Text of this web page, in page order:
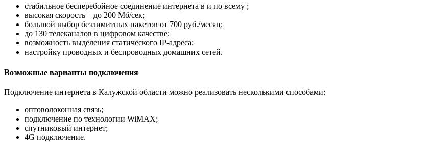
стабильное бесперебойное соединение интернета в и по всему ;
высокая скорость – до 200 Мб/сек;
большой выбор безлимитных пакетов от 700 руб./месяц;
до 130 телеканалов в цифровом качестве;
возможность выделения статического IP-адреса;
настройку проводных и беспроводных домашних сетей.
Возможные варианты подключения
Подключение интернета в Калужской области можно реализовать несколькими способами:
оптоволоконная связь;
подключение по технологии WiMAX;
спутниковый интернет;
4G подключение.